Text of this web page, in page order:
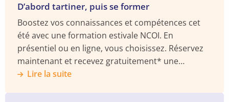
D’abord tartiner, puis se former
Boostez vos connaissances et compétences cet
été avec une formation estivale NCOI. En
présentiel ou en ligne, vous choisissez. Réservez
maintenant et recevez gratuitement* une
enceinte BOSE Soundlink.
Lire la suite